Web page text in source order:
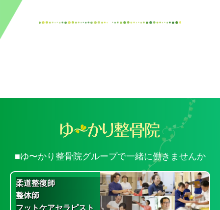
■ゆ〜かり整骨院グループで一緒に働きませんか
柔道整復師
整体師
フットケアセラピスト